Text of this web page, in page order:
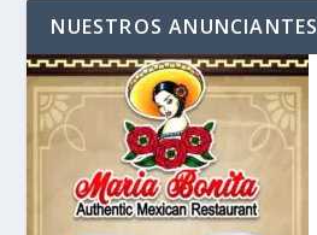
NUESTROS ANUNCIANTES